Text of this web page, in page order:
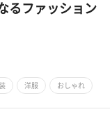
るファッション
洋服 おしゃれ